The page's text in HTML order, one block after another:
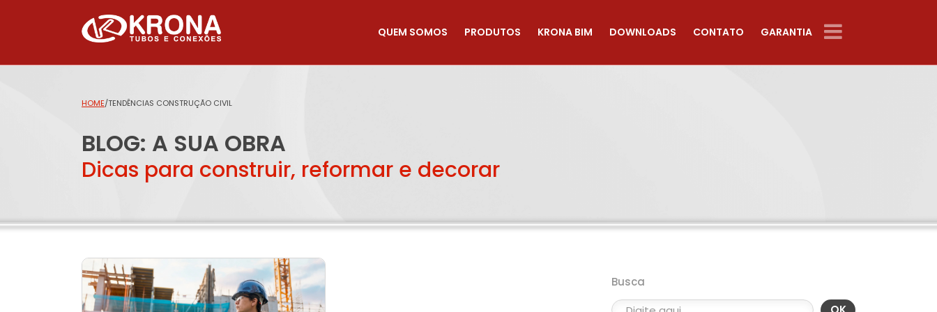
QUEM SOMOS PRODUTOS KRONA BIM DOWNLOADS CONTATO GARANTIA
HOME/TENDÊNCIAS CONSTRUÇÃO CIVIL
BLOG: A SUA OBRA
Dicas para construir, reformar e decorar
Busca